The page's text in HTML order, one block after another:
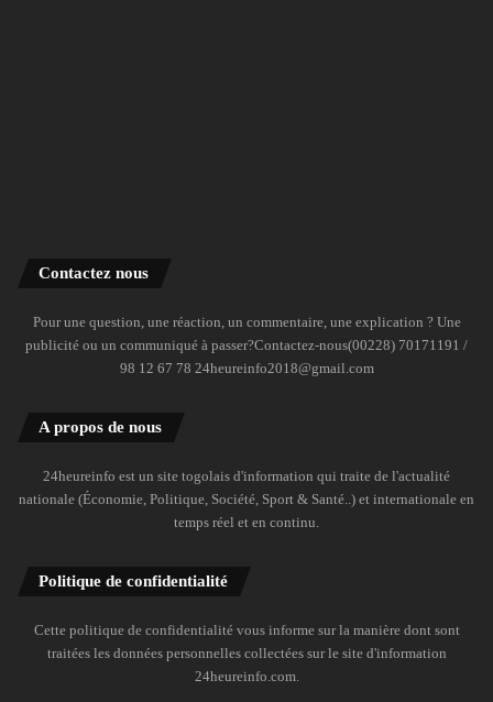
Contactez nous
Pour une question, une réaction, un commentaire, une explication ? Une
publicité ou un communiqué à passer?Contactez-nous(00228) 70171191 /
98 12 67 78 24heureinfo2018@gmail.com
A propos de nous
24heureinfo est un site togolais d'information qui traite de l'actualité
nationale (Économie, Politique, Société, Sport & Santé..) et internationale en
temps réel et en continu.
Politique de confidentialité
Cette politique de confidentialité vous informe sur la manière dont sont
traitées les données personnelles collectées sur le site d'information
24heureinfo.com.